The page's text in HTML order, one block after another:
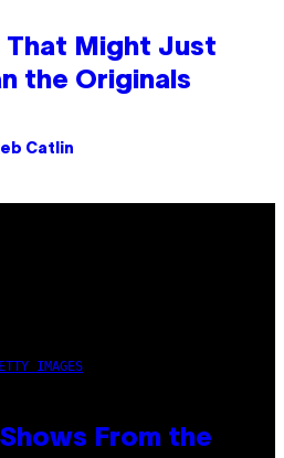
That Might Just
the Originals
Catlin
IMAGES
From the